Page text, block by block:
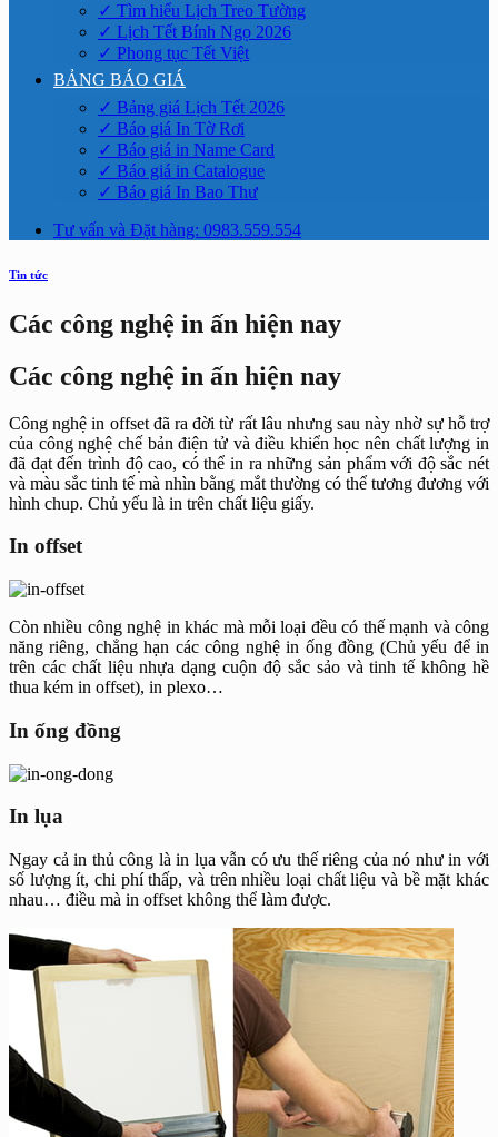
✓ Tìm hiểu Lịch Treo Tường
✓ Lịch Tết Bính Ngọ 2026
✓ Phong tục Tết Việt
BẢNG BÁO GIÁ
✓ Bảng giá Lịch Tết 2026
✓ Báo giá In Tờ Rơi
✓ Báo giá in Name Card
✓ Báo giá in Catalogue
✓ Báo giá In Bao Thư
Tư vấn và Đặt hàng: 0983.559.554
Tin tức
Các công nghệ in ấn hiện nay
Các công nghệ in ấn hiện nay
Công nghệ in offset đã ra đời từ rất lâu nhưng sau này nhờ sự hỗ trợ
của công nghệ chế bản điện tử và điều khiển học nên chất lượng in
đã đạt đến trình độ cao, có thể in ra những sản phẩm với độ sắc nét
và màu sắc tinh tế mà nhìn bằng mắt thường có thể tương đương với
hình chup. Chủ yếu là in trên chất liệu giấy.
In offset
Còn nhiều công nghệ in khác mà mỗi loại đều có thế mạnh và công
năng riêng, chẳng hạn các công nghệ in ống đồng (Chủ yếu để in
trên các chất liệu nhựa dạng cuộn độ sắc sảo và tinh tế không hề
thua kém in offset), in plexo…
In ống đồng
In lụa
Ngay cả in thủ công là in lụa vẫn có ưu thế riêng của nó như in với
số lượng ít, chi phí thấp, và trên nhiều loại chất liệu và bề mặt khác
nhau… điều mà in offset không thể làm được.